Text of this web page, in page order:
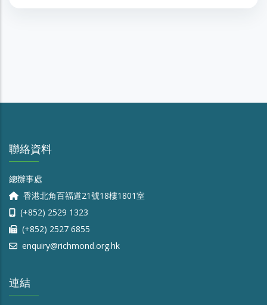
聯絡資料
總辦事處
香港北角百福道21號18樓1801室
(+852) 2529 1323
(+852) 2527 6855
enquiry@richmond.org.hk
連結